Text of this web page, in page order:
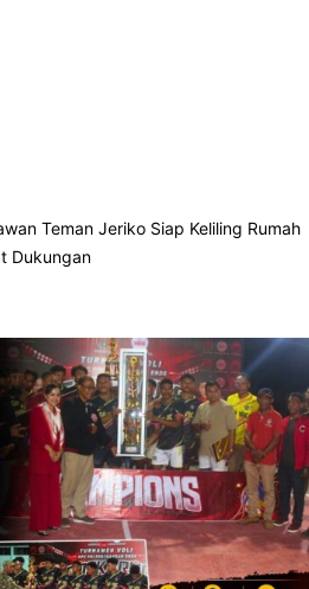
Teman Jeriko Siap Keliling Rumah
Dukungan